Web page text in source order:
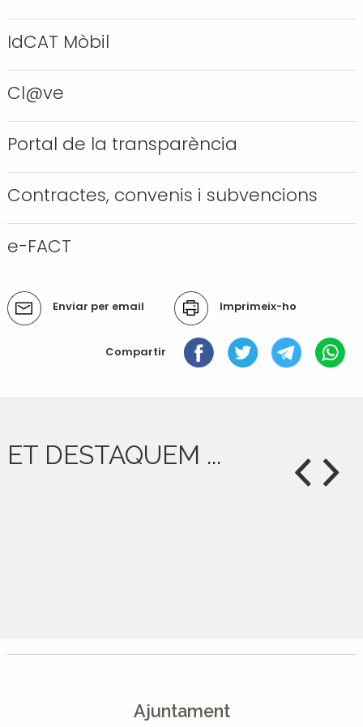
Transport i mobilitat
IdCAT Mòbil
Cl@ve
Portal de la transparència
Contractes, convenis i subvencions
e-FACT
Accions
del
Enviar per email Imprimeix-ho
Compartir
ET DESTAQUEM ...
Ajuntament